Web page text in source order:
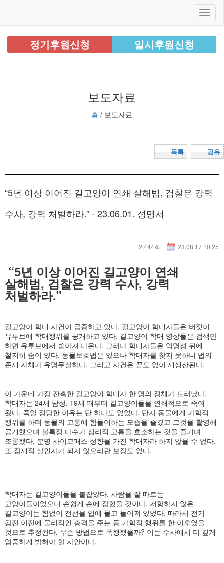
정기후원신청 일시후원신청
보도자료
홈 / 보도자료
공유
목록
“5년 이상 이어진 길고양이 연쇄 살해범, 검찰은 강력
수사, 강력 처벌하라.” - 23.06.01. 성명서
2,444회 23.08.17 10:25
“5년 이상 이어진 길고양이 연쇄
살해범, 검찰은 강력 수사, 강력
처벌하라.”
길고양이 학대 사건이 급증하고 있다. 길고양이 학대자들은 버젓이
유투브에 학대행위를 공개하고 있다. 길고양이 학대 영상들은 검색만
하면 유투브에서 쏟아져 나온다. 그러나 학대자들은 익명성 뒤에
철저히 숨어 있다. 동물보호법은 있으나 학대자를 찾지 못하니 법의
존재 자체가 유명무실하다. 그리고 사건은 끝도 없이 재생산된다.
이 가운데 가장 잔혹한 길고양이 학대자 한 명의 정체가 드러났다.
학대자는 24세 남성. 19세 때부터 길고양이들을 연쇄적으로 죽여
왔다. 죽일 정당한 이유는 단 하나도 없었다. 단지 동물에게 가학적
행위를 하며 동물의 고통에 힘들어하는 모습을 즐겼고 그것을 촬영해
공개했으며 불특정 다수가 심리적 고통을 호소하는 것을 즐기며
조롱했다. 분명 사이코패스 성향을 가진 학대자라 하지 않을 수 없다.
또 잠재적 살인자가 되지 않으리란 보장도 없다.
학대자는 길고양이들을 붙잡았다. 사람을 잘 따르는
고양이들이었으니 손쉽게 손에 잡혔을 것이다. 저항하지 않은
길고양이는 힘없이 전선을 입에 물고 늘어져 있었다. 따라서 전기
감전 이전에 물리적인 충격을 주는 등 가학적 행위를 한 이후였을
것으로 추정된다. 무슨 방법으로 폭행했을까? 이는 수사에서 더 깊게
엄중하게 밝혀야 할 사안이다.